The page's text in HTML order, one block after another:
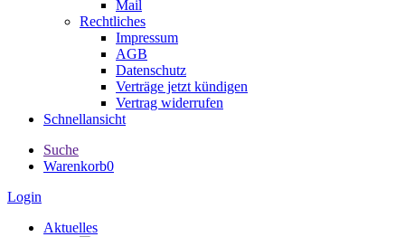
Mail
Rechtliches
Impressum
AGB
Datenschutz
Verträge jetzt kündigen
Vertrag widerrufen
Schnellansicht
Suche
Warenkorb0
Login
Aktuelles